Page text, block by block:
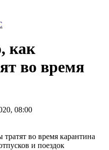
как
во время
08:00
и поездок